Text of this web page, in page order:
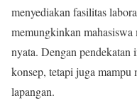
menyediakan fasilitas
memungkinkan
nyata. Dengan pendekatan
konsep, tetapi juga mampu
lapangan.